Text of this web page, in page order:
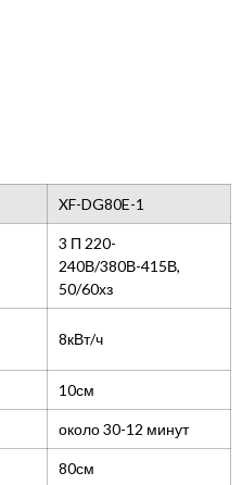
XF-DG80E-1
3 П 220-
240В/380В-415В,
50/60хз
8кВт/ч
10см
около 30-12 минут
80см